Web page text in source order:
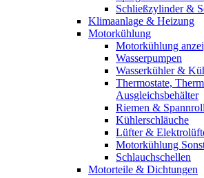
Schließzylinder &
Klimaanlage & Heizung
Motorkühlung
Motorkühlung
Wasserpumpen
Wasserkühler &
Thermostate,
Ausgleichsbehälter
Riemen &
Kühlerschläuche
Lüfter &
Motorkühlung
Schlauchschellen
Motorteile & Dichtungen